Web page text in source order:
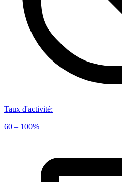
Taux d'activité:
60 – 100%